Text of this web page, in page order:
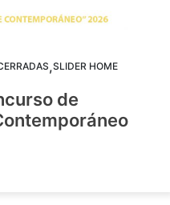
,SLIDER HOME
de